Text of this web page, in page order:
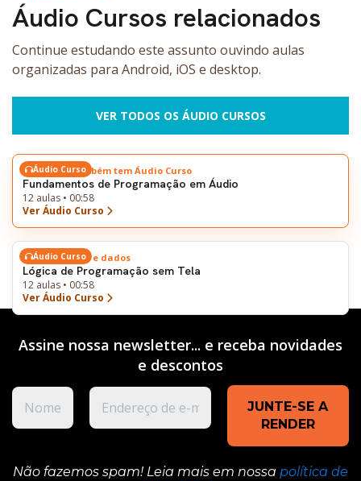
Áudio Cursos relacionados
Continue estudando este assunto ouvindo aulas
organizadas para Android, iOS e desktop.
VER TODOS OS ÁUDIO CURSOS
Áudio Curso
Este tema também tem Áudio Curso
Fundamentos de Programação em Áudio
12 aulas • 00:58
Ver Áudio Curso
Áudio Curso
Tecnologia, IA e dados
Lógica de Programação sem Tela
12 aulas • 00:58
Ver Áudio Curso
Assine nossa newsletter... e receba novidades
e descontos
Não fazemos spam! Leia mais em nossa política de